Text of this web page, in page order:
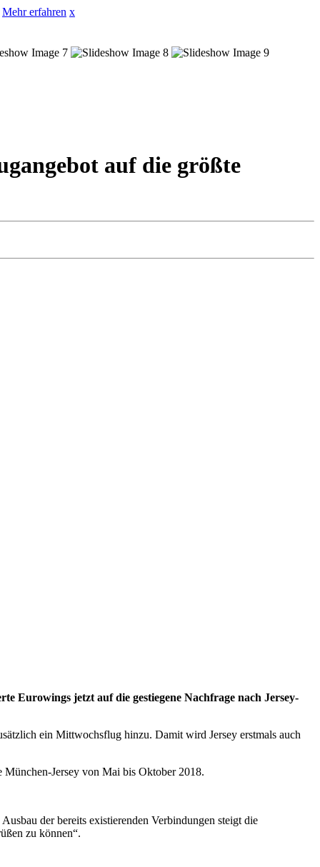
Mehr erfahren x
auf die größte
Eurowings jetzt auf die gestiegene Nachfrage nach Jersey-
ein Mittwochsflug hinzu. Damit wird Jersey erstmals auch
Jersey von Mai bis Oktober 2018.
der bereits existierenden Verbindungen steigt die
zu können“.